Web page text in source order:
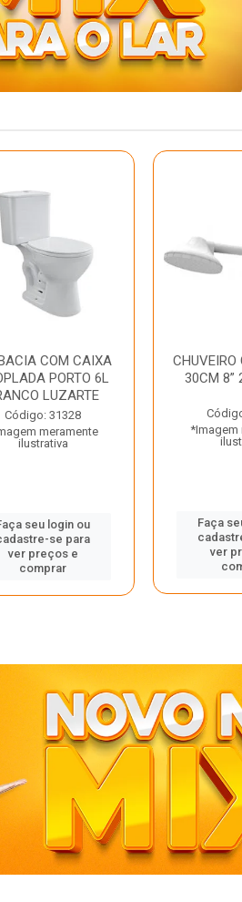
COM CAIXA
PORTO 6L
LUZARTE
Código: 31328
meramente
ilustrativa
seu login ou
se para
ver preços e
comprar
CHUVEIRO
30CM 8”
*Imagem
Faça
ver